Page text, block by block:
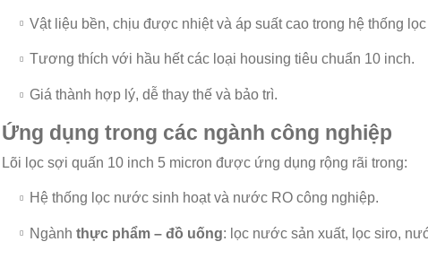
Vật liệu bền, chịu được nhiệt và áp suất cao trong hệ thống
Tương thích với hầu hết các loại housing tiêu chuẩn 10 inch.
Giá thành hợp lý, dễ thay thế và bảo trì.
Ứng dụng trong các ngành công nghiệp
Lõi lọc sợi quấn 10 inch 5 micron được ứng dụng rộng rãi trong:
Hệ thống lọc nước sinh hoạt và nước RO công nghiệp.
Ngành thực phẩm – đồ uống: lọc nước sản xuất, lọc siro,